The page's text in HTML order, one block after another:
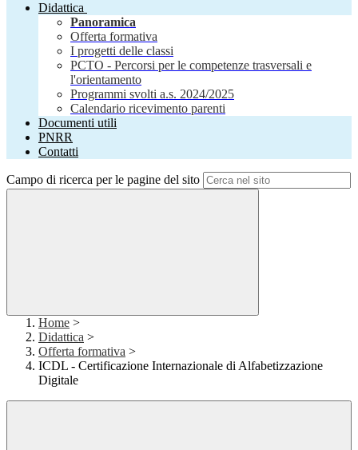
Didattica
Panoramica
Offerta formativa
I progetti delle classi
PCTO - Percorsi per le competenze trasversali e
l'orientamento
Programmi svolti a.s. 2024/2025
Calendario ricevimento parenti
Documenti utili
PNRR
Contatti
Campo di ricerca per le pagine del sito
Home >
Didattica >
Offerta formativa >
ICDL - Certificazione Internazionale di Alfabetizzazione
Digitale